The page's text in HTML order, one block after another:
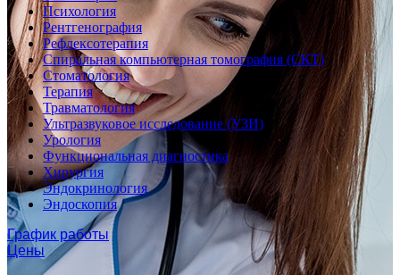
Психология
Рентгенография
Рефлексотерапия
Спиральная компьютерная томография (СКТ)
Стоматология
Терапия
Травматология
Ультразвуковое исследование (УЗИ)
Урология
Функциональная диагностика
Хирургия
Эндокринология
Эндоскопия
График работы
Цены